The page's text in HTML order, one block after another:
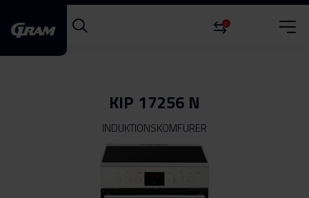
0
KIP 17256 N
INDUKTIONSKOMFURER